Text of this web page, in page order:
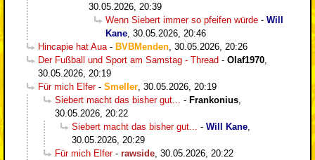
30.05.2026, 20:39
Wenn Siebert immer so pfeifen würde - Will
Kane 30.05.2026, 20:46
Hincapie hat Aua - BVBMenden 30.05.2026, 20:26
Der Fußball und Sport am Samstag - Thread - Olaf1970
30.05.2026, 20:19
Für mich Elfer- Smeller 30.05.2026, 20:19
Siebert macht das bisher gut...
- Frankonius
30.05.2026, 20:22
Siebert macht das bisher gut...
- Will Kane
30.05.2026, 20:29
Für mich Elfer- rawside 30.05.2026, 20:22